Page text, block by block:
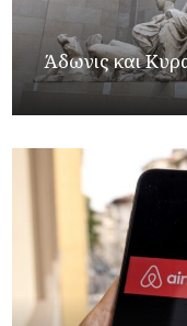
Άδωνις και